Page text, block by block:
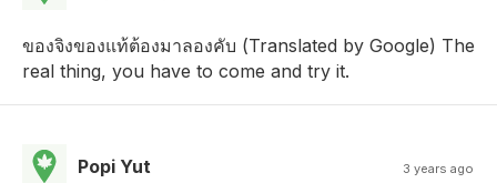
ของจิงของแท้ต้องมาลองคับ (Translated by Google) The
real thing, you have to come and try it.
Popi Yut 3 years ago